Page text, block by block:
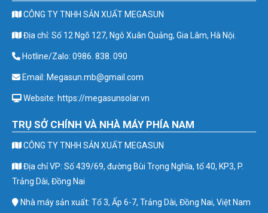
CÔNG TY TNHH SẢN XUẤT MEGASUN
Địa chỉ: Số 12 Ngõ 127, Ngô Xuân Quảng, Gia Lâm, Hà Nội.
Hotline/Zalo: 0986. 838. 090
Email: Megasun.mb@gmail.com
Website: https://megasunsolar.vn
TRỤ SỞ CHÍNH VÀ NHÀ MÁY PHÍA NAM
CÔNG TY TNHH SẢN XUẤT MEGASUN
Địa chỉ VP: Số 439/69, đường Bùi Trọng Nghĩa, tổ 40, KP3, P.
Trảng Dài, Đồng Nai
Nhà máy sản xuất: Tổ 3, Ấp 6-7, Trảng Dài, Đồng Nai, Việt Nam